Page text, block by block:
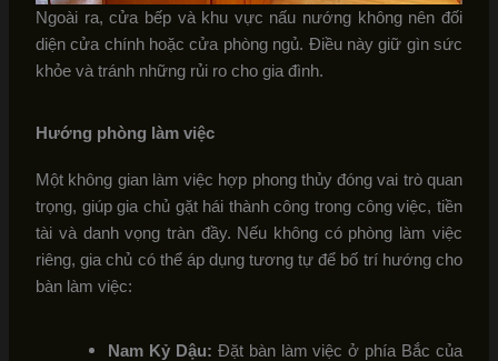
Ngoài ra, cửa bếp và khu vực nấu nướng không nên đối
diện cửa chính hoặc cửa phòng ngủ. Điều này giữ gìn sức
khỏe và tránh những rủi ro cho gia đình.
Hướng phòng làm việc
Một không gian làm việc hợp phong thủy đóng vai trò quan
trọng, giúp gia chủ gặt hái thành công trong công việc, tiền
tài và danh vọng tràn đầy. Nếu không có phòng làm việc
riêng, gia chủ có thể áp dụng tương tự để bố trí hướng cho
bàn làm việc:
Nam Kỷ Dậu: Đặt bàn làm việc ở phía Bắc của